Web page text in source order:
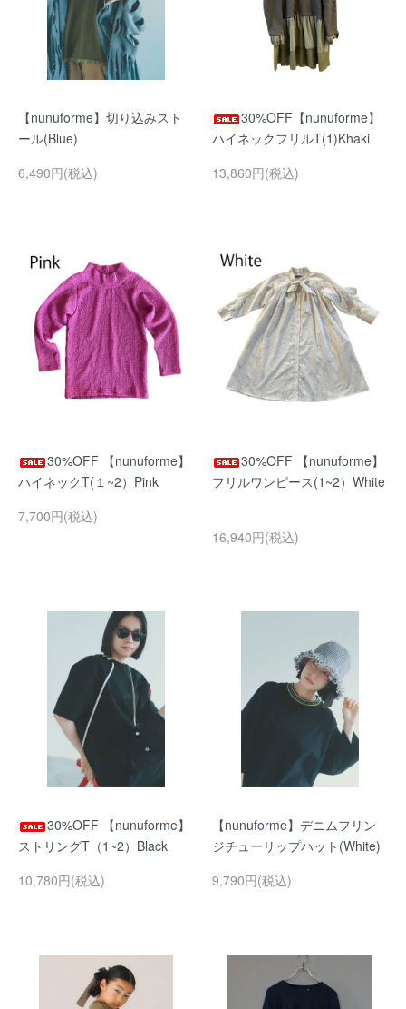
【nunuforme】切り込みスト
ール(Blue)
6,490円(税込)
30%OFF【nunuforme】
ハイネックフリルT(1)Khaki
13,860円(税込)
30%OFF 【nunuforme】
ハイネックT(１~2）Pink
7,700円(税込)
30%OFF 【nunuforme】
フリルワンピース(1~2）White
16,940円(税込)
30%OFF 【nunuforme】
ストリングT（1~2）Black
10,780円(税込)
【nunuforme】デニムフリン
ジチューリップハット(White)
9,790円(税込)